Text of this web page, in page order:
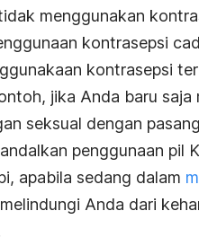
menggunakan
kontrasepsi
kontrasepsi
jika Anda baru saja
seksual dengan
penggunaan pil
apabila sedang dalam
Anda dari